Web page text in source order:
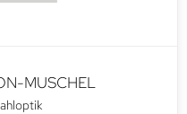
MUSCHEL